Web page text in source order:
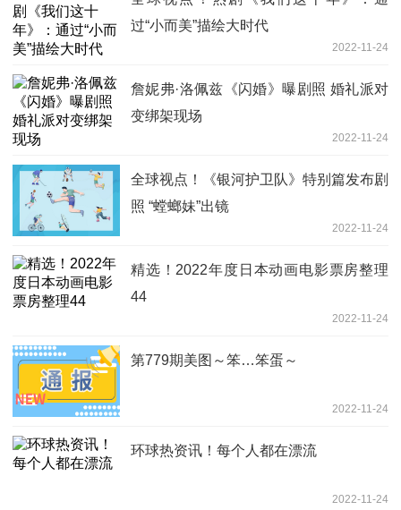
过“小而美”描绘大时代
2022-11-24
詹妮弗·洛佩兹《闪婚》曝剧照 婚礼派对
变绑架现场
2022-11-24
全球视点！《银河护卫队》特别篇发布剧
照 “螳螂妹”出镜
2022-11-24
精选！2022年度日本动画电影票房整理
44
2022-11-24
第779期美图～笨…笨蛋～
2022-11-24
环球热资讯！每个人都在漂流
2022-11-24